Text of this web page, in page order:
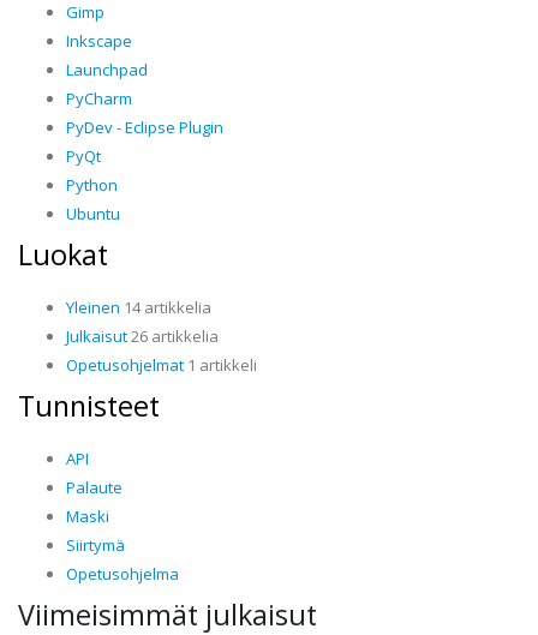
Gimp
Inkscape
Launchpad
PyCharm
PyDev - Eclipse Plugin
PyQt
Python
Ubuntu
Luokat
Yleinen 14 artikkelia
Julkaisut26 artikkelia
Opetusohjelmat 1 artikkeli
Tunnisteet
API
Palaute
Maski
Siirtymä
Opetusohjelma
Viimeisimmät julkaisut